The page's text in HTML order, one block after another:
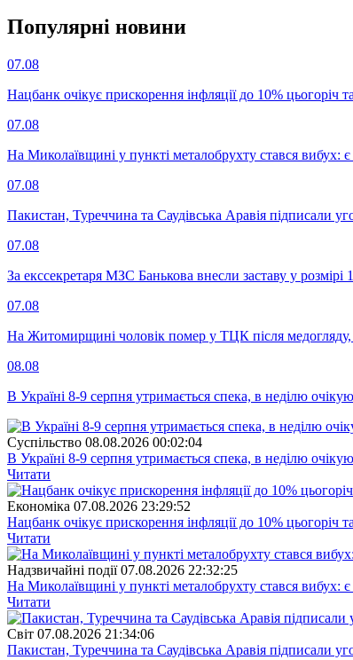
Популярнi новини
07.08
Нацбанк очікує прискорення інфляції до 10% цьогоріч
07.08
На Миколаївщині у пункті металобрухту стався вибух:
07.08
Пакистан, Туреччина та Саудівська Аравія підписали
07.08
За екссекретаря МЗС Банькова внесли заставу у розмірі
07.08
На Житомирщині чоловік помер у ТЦК після медогляду,
08.08
В Україні 8-9 серпня утримається спека, в неділю
Суспiльство 08.08.2026 00:02:04
В Україні 8-9 серпня утримається спека, в неділю
Читати
Економіка 07.08.2026 23:29:52
Нацбанк очікує прискорення інфляції до 10% цьогоріч
Читати
Надзвичайні події 07.08.2026 22:32:25
На Миколаївщині у пункті металобрухту стався вибух:
Читати
Свiт 07.08.2026 21:34:06
Пакистан, Туреччина та Саудівська Аравія підписали